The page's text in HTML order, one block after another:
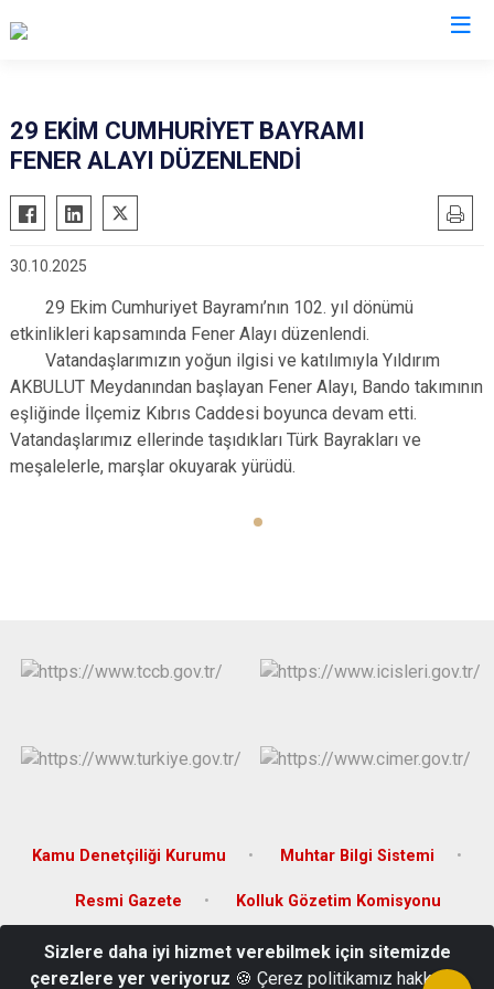
Ayvacık
Bayramiç
Bozcaada
Eceabat
Ezine
Yenice
29 EKİM CUMHURİYET BAYRAMI
FENER ALAYI DÜZENLENDİ
30.10.2025
29 Ekim Cumhuriyet Bayramı’nın 102. yıl dönümü
etkinlikleri kapsamında Fener Alayı düzenlendi.
Vatandaşlarımızın yoğun ilgisi ve katılımıyla Yıldırım
AKBULUT Meydanından başlayan Fener Alayı, Bando takımının
eşliğinde İlçemiz Kıbrıs Caddesi boyunca devam etti.
Vatandaşlarımız ellerinde taşıdıkları Türk Bayrakları ve
meşalelerle, marşlar okuyarak yürüdü.
Kamu Denetçiliği Kurumu Muhtar Bilgi Sistemi
Resmi Gazete Kolluk Gözetim Komisyonu
Camicedit Mahallesi, Kıbrıs Caddesi, No:3 Bayramiç/Çanakkale
Sizlere daha iyi hizmet verebilmek için sitemizde
çerezlere yer veriyoruz 🍪 Çerez politikamız hakkında